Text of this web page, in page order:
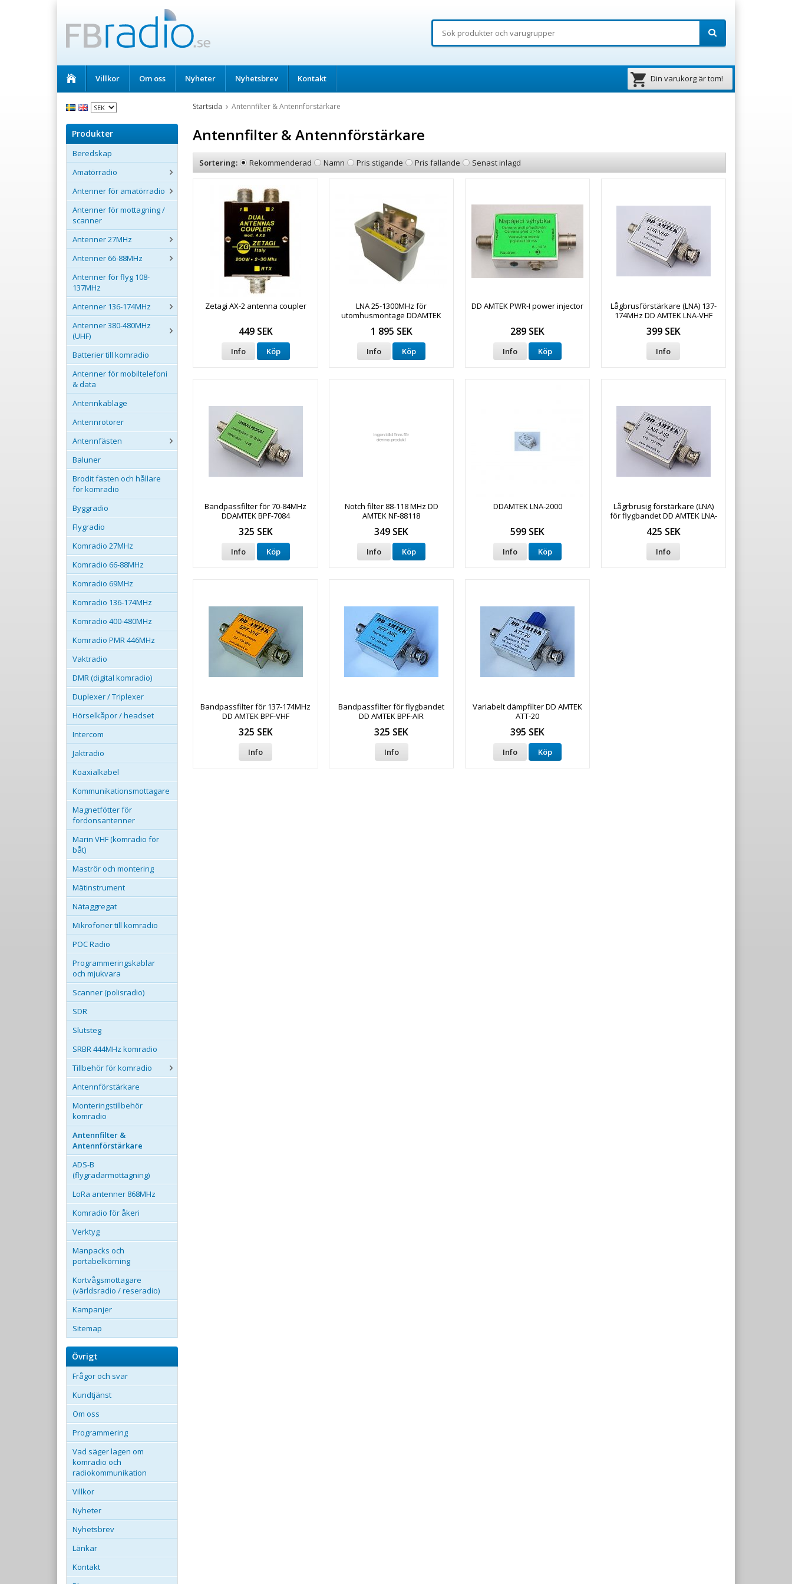
Villkor Om oss Nyheter Nyhetsbrev Kontakt Din varukorg är tom!
Produkter
Beredskap
Amatörradio
Antenner för amatörradio
Antenner för mottagning /
scanner
Antenner 27MHz
Antenner 66-88MHz
Antenner för flyg 108-
137MHz
Antenner 136-174MHz
Antenner 380-480MHz
(UHF)
Batterier till komradio
Antenner för mobiltelefoni
& data
Antennkablage
Antennrotorer
Antennfästen
Baluner
Brodit fästen och hållare
för komradio
Byggradio
Flygradio
Komradio 27MHz
Komradio 66-88MHz
Komradio 69MHz
Komradio 136-174MHz
Komradio 400-480MHz
Komradio PMR 446MHz
Vaktradio
DMR (digital komradio)
Duplexer / Triplexer
Hörselkåpor / headset
Intercom
Jaktradio
Koaxialkabel
Kommunikationsmottagare
Magnetfötter för
fordonsantenner
Marin VHF (komradio för
båt)
Maströr och montering
Mätinstrument
Nätaggregat
Mikrofoner till komradio
POC Radio
Programmeringskablar
och mjukvara
Scanner (polisradio)
SDR
Slutsteg
SRBR 444MHz komradio
Tillbehör för komradio
Antennförstärkare
Monteringstillbehör
komradio
Antennfilter &
Antennförstärkare
ADS-B
(flygradarmottagning)
LoRa antenner 868MHz
Komradio för åkeri
Verktyg
Manpacks och
portabelkörning
Kortvågsmottagare
(världsradio / reseradio)
Kampanjer
Sitemap
Övrigt
Frågor och svar
Kundtjänst
Om oss
Programmering
Vad säger lagen om
komradio och
radiokommunikation
Villkor
Nyheter
Nyhetsbrev
Länkar
Kontakt
Startsida Antennfilter & Antennförstärkare
Antennfilter & Antennförstärkare
Sortering: Rekommenderad Namn Pris stigande Pris fallande Senast inlagd
Zetagi AX-2 antenna coupler
449 SEK
Info Köp
LNA 25-1300MHz för
utomhusmontage DDAMTEK
1 895 SEK
Info Köp
DD AMTEK PWR-I power injector
289 SEK
Info Köp
Lågbrusförstärkare (LNA) 137-
174MHz DD AMTEK LNA-VHF
399 SEK
Info
Bandpassfilter för 70-84MHz
DDAMTEK BPF-7084
325 SEK
Info Köp
Notch filter 88-118 MHz DD
AMTEK NF-88118
349 SEK
Info Köp
DDAMTEK LNA-2000
599 SEK
Info Köp
Lågrbrusig förstärkare (LNA)
för flygbandet DD AMTEK LNA-
425 SEK
Info
Bandpassfilter för 137-174MHz
DD AMTEK BPF-VHF
325 SEK
Info
Bandpassfilter för flygbandet
DD AMTEK BPF-AIR
325 SEK
Info
Variabelt dämpfilter DD AMTEK
ATT-20
395 SEK
Info Köp